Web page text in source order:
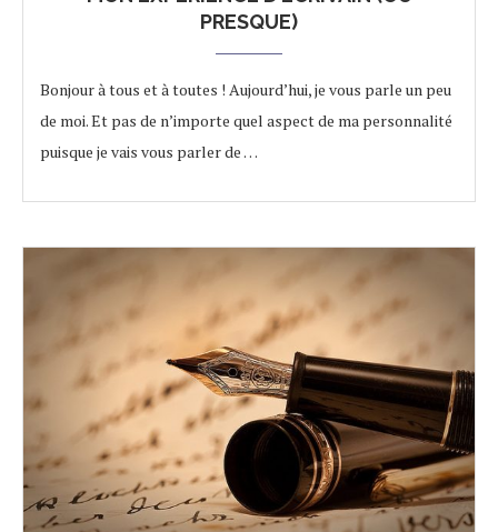
PRESQUE)
Bonjour à tous et à toutes ! Aujourd’hui, je vous parle un peu
de moi. Et pas de n’importe quel aspect de ma personnalité
puisque je vais vous parler de …